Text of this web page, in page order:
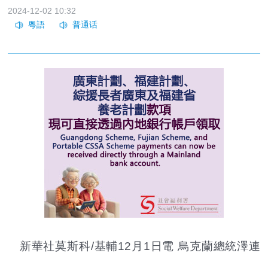
2024-12-02 10:32
新華社莫斯科/基輔12月1日電 烏克蘭總統澤連